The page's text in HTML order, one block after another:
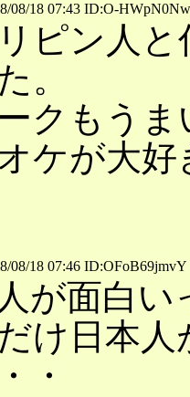
08/18 07:43 ID:O-
ピン人
。
クもうま
ケが大
08/18 07:46 ID:OFoB69jmvY
が面白い
け日本
・